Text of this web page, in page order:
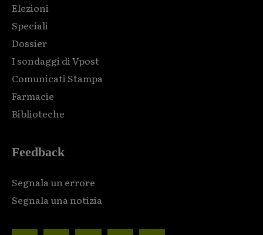
Elezioni
Speciali
Dossier
I sondaggi di Vpost
Comunicati Stampa
Farmacie
Biblioteche
Feedback
Segnala un errore
Segnala una notizia